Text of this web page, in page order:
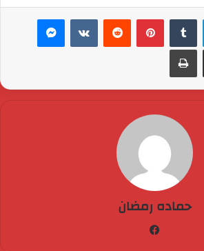
لينكدإن بينتيريست ماسنجر
مشاركة عبر البريد طباعة
حماده رمضان